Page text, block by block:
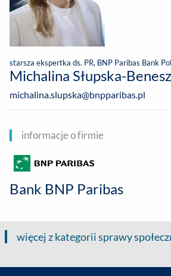
starsza ekspertka ds. PR, BNP Paribas Bank
Michalina Słupska-Benesz
michalina.slupska@bnpparibas.pl
informacje o firmie
Bank BNP Paribas
więcej z kategorii sprawy